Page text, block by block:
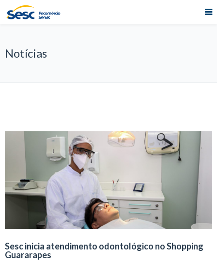
Notícias
Sesc inicia atendimento odontológico no Shopping
Guararapes